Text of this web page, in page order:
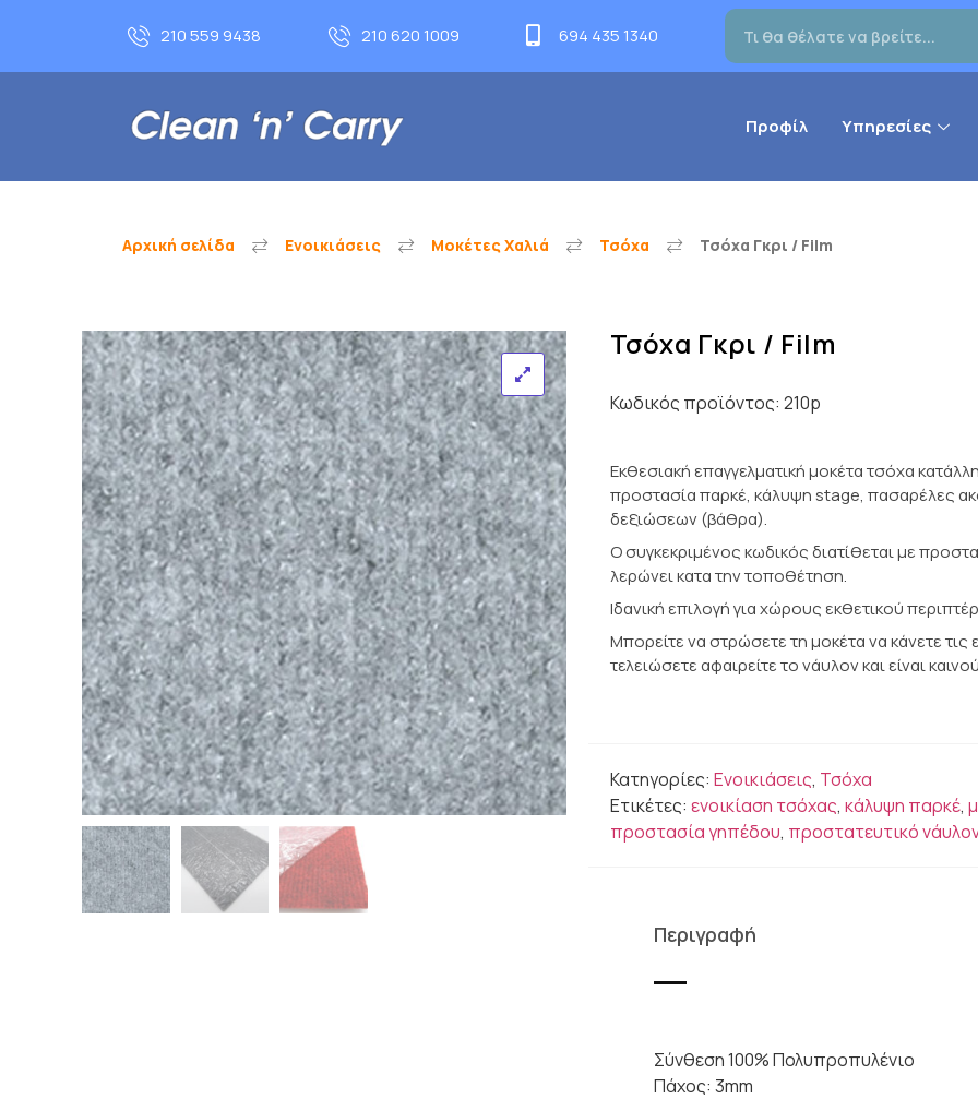
210 559 9438 210 620 1009 694 435 1340
Προφίλ Υπηρεσίες
Αρχική σελίδα Ενοικιάσεις Μοκέτες Χαλιά Τσόχα Τσόχα Γκρι / Film
Τσόχα Γκρι / Film
Κωδικός προϊόντος: 210p
Εκθεσιακή επαγγελματική μοκέτα τσόχα
προστασία παρκέ, κάλυψη stage, πασαρέλες
δεξιώσεων (βάθρα).
Ο συγκεκριμένος κωδικός διατίθεται με
λερώνει κατα την τοποθέτηση.
Ιδανική επιλογή για χώρους εκθετικού
Μπορείτε να στρώσετε τη μοκέτα να κάνετε τις
τελειώσετε αφαιρείτε το νάυλον και είναι
Κατηγορίες: Ενοικιάσεις, Τσόχα
Ετικέτες: ενοικίαση τσόχας, κάλυψη παρκέ,
προστασία γηπέδου, προστατευτικό
Περιγραφή
Σύνθεση 100% Πολυπροπυλένιο
Πάχος: 3mm